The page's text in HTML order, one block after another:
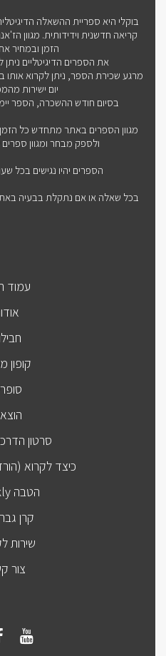
בוקלי היא ספריית ההשאלה
קריאה חדשנית וידידותית. מגוון
הזמן ובמחיר
את הספרים הדיגיטליים ניתן
יום ישירות
בסיום חודש ההשכרה, הספר
מגוון הספרים באתר מתחדש כל
ולספק מבחר ומגוון
הספרים יהיו נגישים בכל
בכל שאלה או אם נתקלת בבעיה
עמוד
קופון
סרטון
כיצד לקרוא
הטבה Bookly
קרן
שירות
צור